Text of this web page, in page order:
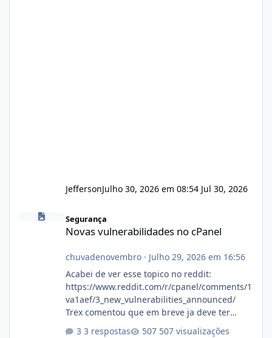
JeffersonJulho 30, 2026 em 08:54 Jul 30, 2026
Segurança
Novas vulnerabilidades no cPanel
chuvadenovembro· Julho 29, 2026 em 16:56
Acabei de ver esse topico no reddit:
https://www.reddit.com/r/cpanel/comments/1
va1aef/3_new_vulnerabilities_announced/
Trex comentou que em breve ja deve ter
3 respostas 507 visualizações